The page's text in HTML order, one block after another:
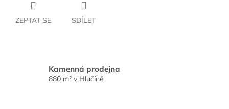
ZEPTAT SE SDÍLET
Kamenná prodejna
880 m² v Hlučíně